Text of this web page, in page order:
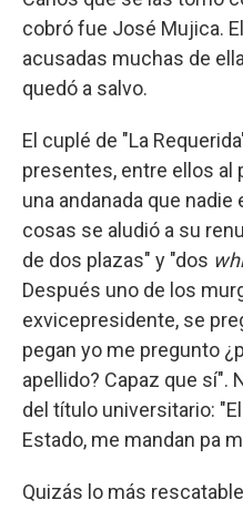
cobró fue José Mujica.
acusadas muchas de
quedó a salvo.
El cuplé de "La
presentes, entre ellos al
una andanada que
cosas se aludió a su
de dos plazas" y "dos
Después uno de los
exvicepresidente, se
pegan yo me pregunto
apellido? Capaz que sí".
del título universitario:
Estado, me mandan pa
Quizás lo más